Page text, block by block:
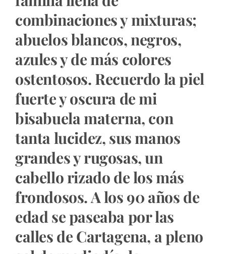
combinaciones y mixturas;
abuelos blancos, negros,
azules y de más colores
ostentosos. Recuerdo la piel
fuerte y oscura de mi
bisabuela materna, con
tanta lucidez, sus manos
grandes y rugosas, un
cabello rizado de los más
frondosos. A los 90 años de
edad se paseaba por las
calles de Cartagena, a pleno